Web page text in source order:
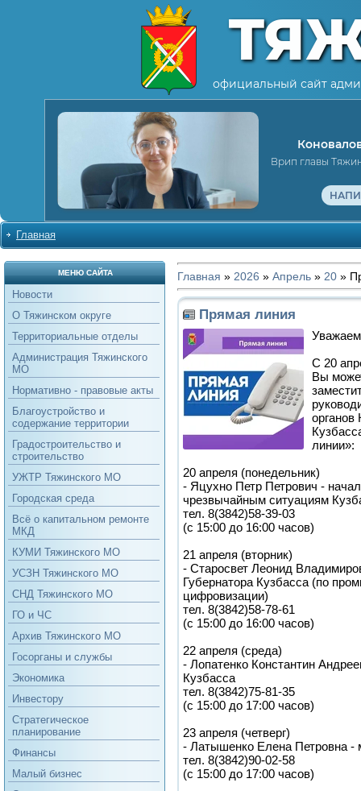
официальный сайт
Врип главы
Главная
МЕНЮ САЙТА
Новости
О Тяжинском округе
Территориальные отделы
Администрация Тяжинского
МО
Нормативно - правовые акты
Благоустройство и
содержание территории
Градостроительство и
строительство
УЖТР Тяжинского МО
Городская среда
Всё о капитальном ремонте
МКД
КУМИ Тяжинского МО
УСЗН Тяжинского МО
СНД Тяжинского МО
ГО и ЧС
Архив Тяжинского МО
Госорганы и службы
Экономика
Инвестору
Стратегическое
планирование
Финансы
Малый бизнес
Главная » 2026 » Апрель » 20 »
Прямая линия
С 20
Вы
органов
линии»:
20 апреля (понедельник)
- Яцухно Петр Петрович -
чрезвычайным ситуациям
тел. 8(3842)58-39-03
(с 15:00 до 16:00 часов)
21 апреля (вторник)
- Старосвет Леонид
Губернатора Кузбасса (по
цифровизации)
тел. 8(3842)58-78-61
(с 15:00 до 16:00 часов)
22 апреля (среда)
- Лопатенко Константин
Кузбасса
тел. 8(3842)75-81-35
(с 15:00 до 17:00 часов)
23 апреля (четверг)
- Латышенко Елена Петровна -
тел. 8(3842)90-02-58
(с 15:00 до 17:00 часов)